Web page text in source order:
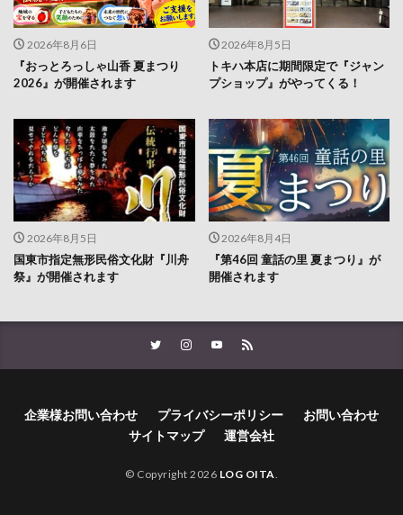
2026年8月6日
『おっとろっしゃ山香 夏まつり
2026』が開催されます
2026年8月5日
トキハ本店に期間限定で『ジャン
プショップ』がやってくる！
2026年8月5日
国東市指定無形民俗文化財『川舟
祭』が開催されます
2026年8月4日
『第46回 童話の里 夏まつり』が
開催されます
企業様お問い合わせ プライバシーポリシー
お問い合わせ
サイトマップ
運営会社
© Copyright 2026 LOG OITA